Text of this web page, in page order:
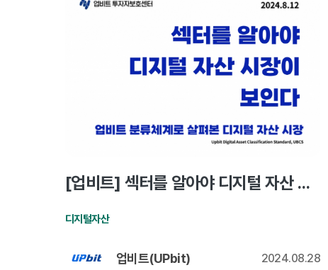
[업비트] 섹터를 알아야 디지털 자산 시장이 보인다
디지털자산
업비트(UPbit) 2024.08.28